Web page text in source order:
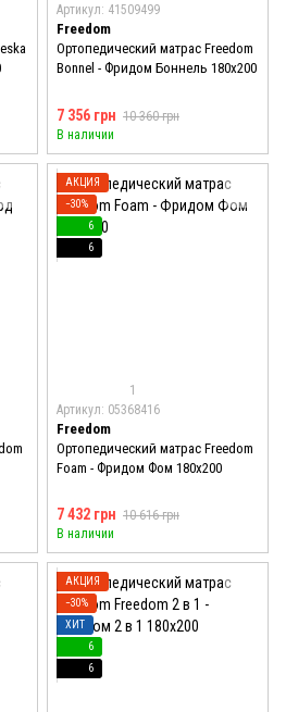
Артикул: 41509499
Freedom
Ортопедический матрас Freedom
Bonnel - Фридом Боннель 180x200
7 356 грн 10 360 грн
В наличии
АКЦИЯ
−30%
6
6
1
Артикул: 05368416
Freedom
Ортопедический матрас Freedom
Foam - Фридом Фом 180x200
7 432 грн 10 616 грн
В наличии
АКЦИЯ
−30%
ХИТ
6
6